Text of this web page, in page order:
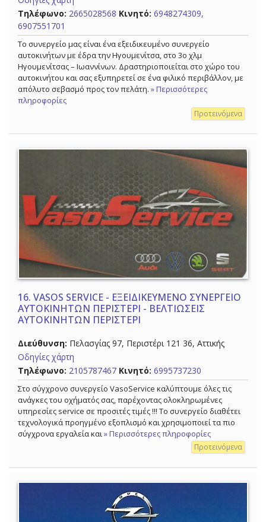
Τηλέφωνο: 2665028568 Κινητό: 6948274309,
6907551701
Το συνεργείο μας είναι ένα εξειδικευμένο συνεργείο
αυτοκινήτων με έδρα την Ηγουμενίτσα, στο 3ο χλμ
Ηγουμενίτσας – Ιωαννίνων. Δραστηριοποιείται στο χώρο του
αυτοκινήτου και σας εξυπηρετεί σε ένα φιλικό περιβάλλον, με
απόλυτο σεβασμό προς τον πελάτη. » Περισσότερες
πληροφορίες
Προτεινόμενα
16. VASOS SERVICE - ΕΞΕΙΔΙΚΕΥΜΕΝΟ ΣΥΝΕΡΓΕΙΟ
ΑΥΤΟΚΙΝΗΤΩΝ ΠΕΡΙΣΤΕΡΙ - ΒΕΛΤΙΩΣΕΙΣ
ΑΥΤΟΚΙΝΗΤΩΝ ΠΕΡΙΣΤΕΡΙ
Διεύθυνση: Πελασγίας 97, Περιστέρι 121 36, Αττικής
Οδηγίες χάρτη
Τηλέφωνο: 2105787467 Κινητό: 6995737230
Στo σύγχρονο συνεργείο VasoService καλύπτουμε όλες τις
ανάγκες του οχήματός σας, παρέχοντας ολοκληρωμένες
υπηρεσίες service σε προσιτές τιμές !!! Το συνεργείο διαθέτει
τεχνολογικά προηγμένο εξοπλισμό και χρησιμοποιεί τα πιο
σύγχρονα εργαλεία και» Περισσότερες πληροφορίες
Προτεινόμενα